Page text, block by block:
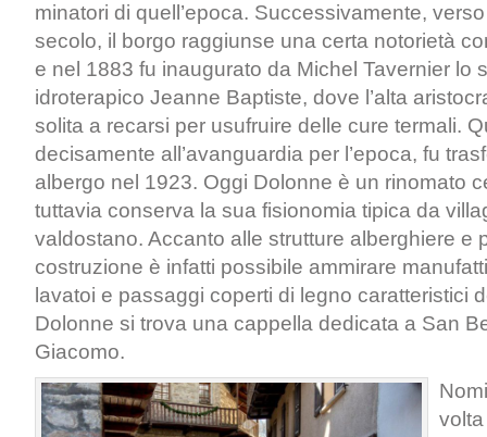
minatori di quell’epoca. Successivamente,
secolo, il borgo raggiunse una certa notorietà
e nel 1883 fu inaugurato da Michel Tavernier lo
idroterapico Jeanne Baptiste, dove l’alta
solita a recarsi per usufruire delle cure termali.
decisamente all’avanguardia per l’epoca, fu
albergo nel 1923. Oggi Dolonne è un rinomato
tuttavia conserva la sua fisionomia tipica da
valdostano. Accanto alle strutture alberghiere e
costruzione è infatti possibile ammirare
lavatoi e passaggi coperti di legno caratteristici
Dolonne si trova una cappella dedicata a San
Giacomo.